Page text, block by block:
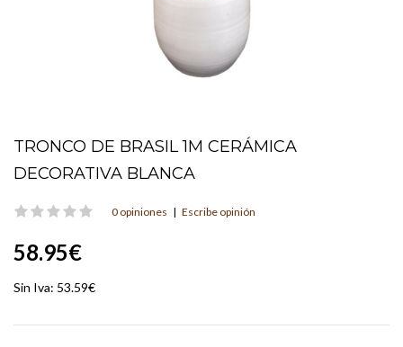
TRONCO DE BRASIL 1M CERÁMICA
DECORATIVA BLANCA
0 opiniones | Escribe opinión
58.95€
Sin Iva: 53.59€